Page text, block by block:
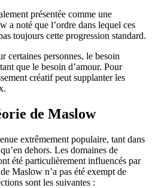
présentée comme une
a noté que l’ordre dans lequel ces
toujours cette progression standard.
certaines personnes, le besoin
que le besoin d’amour. Pour
créatif peut supplanter les
de Maslow
extrêmement populaire, tant dans
dehors. Les domaines de
été particulièrement influencés par
Maslow n’a pas été exempt de
sont les suivantes :